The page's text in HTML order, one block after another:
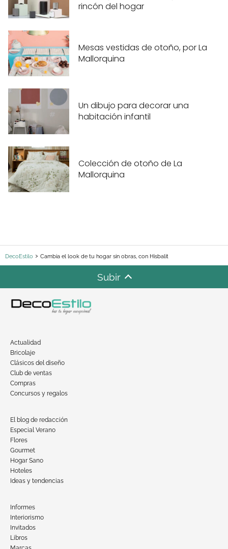
rincón del hogar
Mesas vestidas de otoño, por La
Mallorquina
Un dibujo para decorar una
habitación infantil
Colección de otoño de La
Mallorquina
DecoEstilo Cambia el look de tu hogar sin obras, con Hisbalit
Subir
Actualidad
Bricolaje
Clásicos del diseño
Club de ventas
Compras
Concursos y regalos
El blog de redacción
Especial Verano
Flores
Gourmet
Hogar Sano
Hoteles
Ideas y tendencias
Informes
Interiorismo
Invitados
Libros